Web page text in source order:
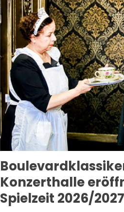
Konzerthalle
Spielzeit 2026/2027